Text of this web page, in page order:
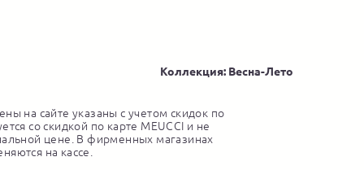
Коллекция: Весна-Лето
на сайте указаны с учетом скидок по
со скидкой по карте MEUCCI и не
цене. В фирменных магазинах
на кассе.